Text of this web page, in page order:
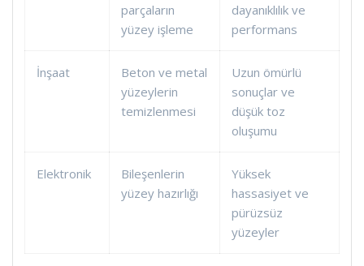
parçaların
yüzey işleme
dayanıklılık ve
performans
İnşaat
Beton ve metal
yüzeylerin
temizlenmesi
Uzun ömürlü
sonuçlar ve
düşük toz
oluşumu
Elektronik
Bileşenlerin
yüzey hazırlığı
Yüksek
hassasiyet ve
pürüzsüz
yüzeyler